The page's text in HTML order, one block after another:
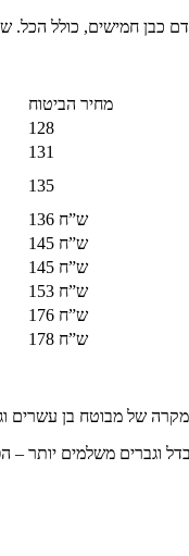
מחיר הביטוח
128
131
135
136 ש”ח
145 ש”ח
145 ש”ח
153 ש”ח
176 ש”ח
178 ש”ח